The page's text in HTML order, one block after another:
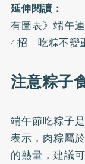
延伸閱讀：
有圖表》端午
4招「吃粽不變
注意粽子
端午節吃粽子
表示，肉粽屬
的熱量，建議